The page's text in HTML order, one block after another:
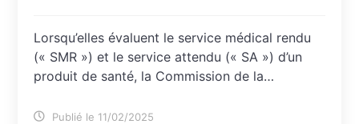
Lorsqu’elles évaluent le service médical rendu
(« SMR ») et le service attendu (« SA ») d’un
produit de santé, la Commission de la…
Publié le 11/02/2025